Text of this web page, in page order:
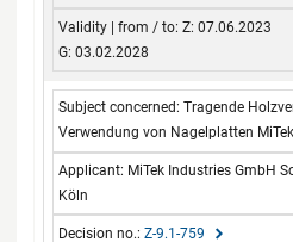
Z: 07.06.2023
G: 03.02.2028
Tragende
Verwendung von Nagelplatten
MiTek Industries GmbH
Köln
Z-9.1-759